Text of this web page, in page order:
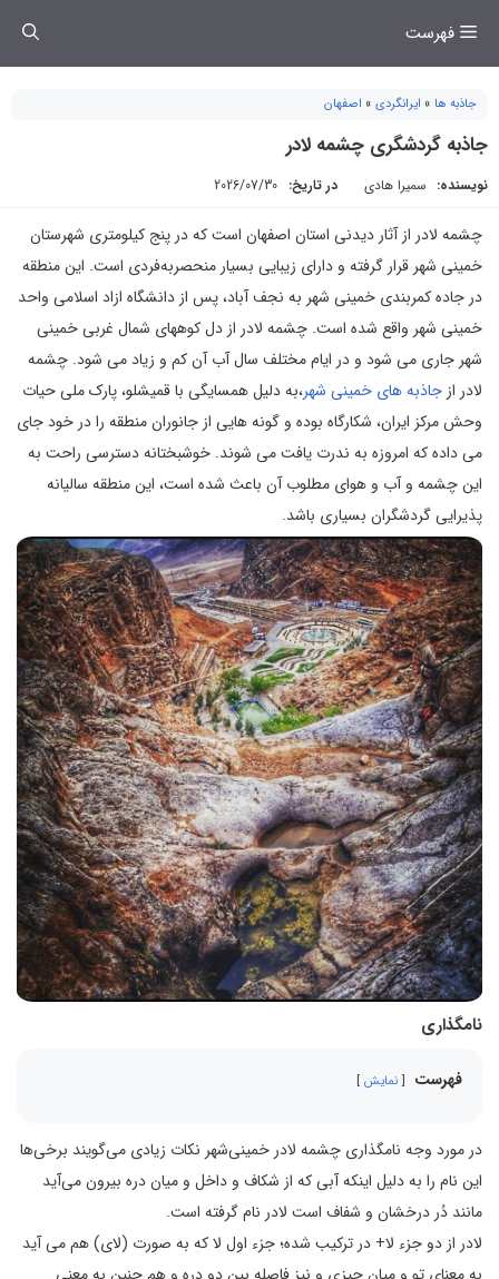
فهرست
جاذبه ها » ایرانگردی » اصفهان
جاذبه گردشگری چشمه لادر
نویسنده: سمیرا هادی در تاریخ: 2026/07/30
چشمه لادر از آثار دیدنی استان اصفهان است که در پنج کیلومتری شهرستان
خمینی شهر قرار گرفته و دارای زيبايی بسیار منحصربه‌فردی است. این منطقه
در جاده کمربندی خمینی شهر به نجف آباد، پس از دانشگاه ازاد اسلامی واحد
خمینی شهر واقع شده است. چشمه لادر از دل کوههای شمال غربی خمینی
شهر جاری می شود و در ایام مختلف سال آب آن کم و زیاد می شود. چشمه
لادر از جاذبه های خمینی شهر،به دلیل همسایگی با قمیشلو، پارک ملی حیات
وحش مرکز ایران، شکارگاه بوده و گونه هایی از جانوران منطقه را در خود جای
می داده که امروزه به ندرت یافت می شوند. خوشبختانه دسترسی راحت به
این چشمه و آب و هوای مطلوب آن باعث شده است، این منطقه سالیانه
پذيرايی گردشگران بسياری باشد.
نامگذاری
فهرست نمایش
در مورد وجه نامگذاری چشمه لادر خمینی‌شهر نکات زیادی می‌گویند برخی‌ها‌
این نام را به دلیل اینکه آبی که از شکاف و داخل و میان دره بیرون می‌آید
مانند دُر درخشان و شفاف است لادر نام گرفته است.
لادر از دو جزء لا+ در ترکیب شده؛ جزء اول لا که به صورت (لای) هم می آید